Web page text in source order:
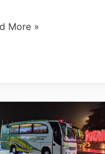
More »